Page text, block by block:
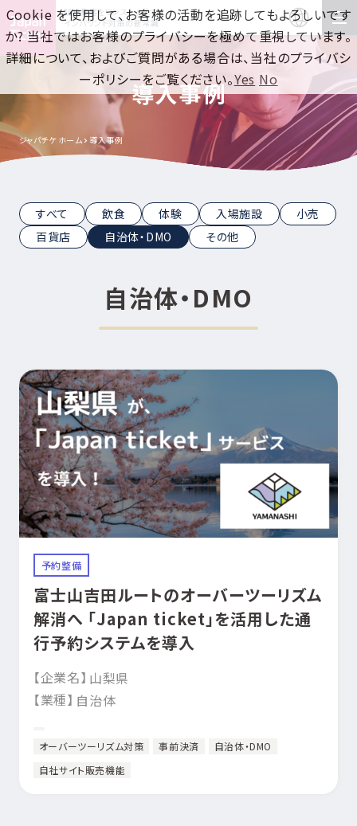
訪日集客をワンストップで！
インバウンド対策の新常識
導入事例
ジャパチケ ホーム 導入事例
すべて 飲食 体験 入場施設
小売
百貨店
自治体・DMO その他
自治体・DMO
予約整備
富士山吉田ルートのオーバーツーリズム
解消へ 「Japan ticket」を活用した通
行予約システムを導入
【企業名】 山梨県
【業種】 自治体
オーバーツーリズム対策 事前決済
自治体・DMO
自社サイト販売機能
Cookie を使用して、お客様の活動を追跡してもよろしいです
か? 当社ではお客様のプライバシーを極めて重視しています。
詳細について、およびご質問がある場合は、当社のプライバシ
ーポリシーをご覧ください。Yes No